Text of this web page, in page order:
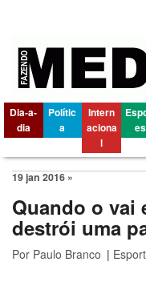
Dia-a-
dia
Polític
a
Intern
aciona
l
es
19 jan 2016 »
Quando o vai
destrói uma
Por Paulo Branco |